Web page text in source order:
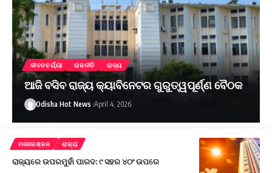
ଜୀବନଚର୍ଯ୍ୟା ରାଜନୀତି ରାଜ୍ୟ
ଆଜି ବସିବ ରାଜ୍ୟ କ୍ୟାବିନେଟର ଗୁରୁତ୍ୱପୂର୍ଣ୍ଣ ବୈଠକ
Odisha Hot News April 4, 2026
ମନୋରଞ୍ଜନ ରାଜ୍ୟ
ରାଜ୍ୟରେ ଉପରମୁହାଁ ପାରଦ: ୯ ସହର ୪୦ଂ ଉପରେ